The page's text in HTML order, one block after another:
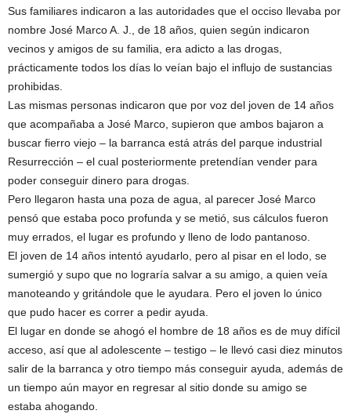
Sus familiares indicaron a las autoridades que el occiso llevaba por
nombre José Marco A. J., de 18 años, quien según indicaron
vecinos y amigos de su familia, era adicto a las drogas,
prácticamente todos los días lo veían bajo el influjo de sustancias
prohibidas.
Las mismas personas indicaron que por voz del joven de 14 años
que acompañaba a José Marco, supieron que ambos bajaron a
buscar fierro viejo – la barranca está atrás del parque industrial
Resurrección – el cual posteriormente pretendían vender para
poder conseguir dinero para drogas.
Pero llegaron hasta una poza de agua, al parecer José Marco
pensó que estaba poco profunda y se metió, sus cálculos fueron
muy errados, el lugar es profundo y lleno de lodo pantanoso.
El joven de 14 años intentó ayudarlo, pero al pisar en el lodo, se
sumergió y supo que no lograría salvar a su amigo, a quien veía
manoteando y gritándole que le ayudara. Pero el joven lo único
que pudo hacer es correr a pedir ayuda.
El lugar en donde se ahogó el hombre de 18 años es de muy difícil
acceso, así que al adolescente – testigo – le llevó casi diez minutos
salir de la barranca y otro tiempo más conseguir ayuda, además de
un tiempo aún mayor en regresar al sitio donde su amigo se
estaba ahogando.